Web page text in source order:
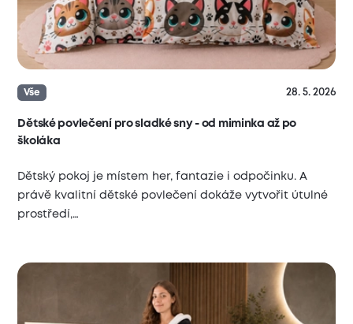
Vše 28. 5. 2026
Dětské povlečení pro sladké sny - od miminka až po
školáka
Dětský pokoj je místem her, fantazie i odpočinku. A
právě kvalitní dětské povlečení dokáže vytvořit útulné
prostředí,…